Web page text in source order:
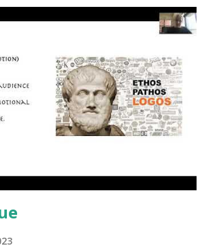
vou relatar dependerá de suas
Aguardem ansiosamente essa história na
Hoje, gostaria de antecipar duas lições
pessoa especial me ensinou. A primeira é
incansavelmente pela vida ; a segunda
nos tornarmos merecedores da
pessoa, embora confrontada com um
duas premissas. Ela lutou pela própria
que levaria...